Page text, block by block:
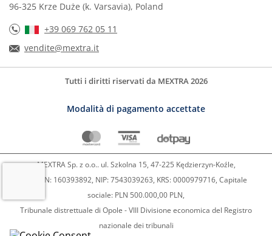
96-325 Krze Duże (k. Varsavia), Poland
+39 069 762 05 11
vendite@mextra.it
Tutti i diritti riservati da MEXTRA 2026
Modalità di pagamento accettate
MEXTRA Sp. z o.o.. ul. Szkolna 15, 47-225 Kędzierzyn-Koźle,
REGON: 160393892, NIP: 7543039263, KRS: 0000979716, Capitale
sociale: PLN 500.000,00 PLN,
Tribunale distrettuale di Opole - VIII Divisione economica del Registro
nazionale dei tribunali